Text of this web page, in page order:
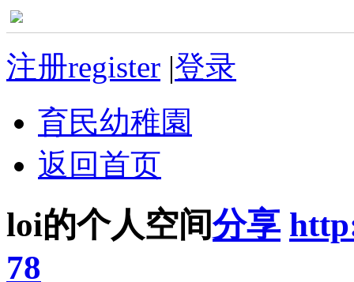
注册register |登录
育民幼稚園
返回首页
loi的个人空间分享
78